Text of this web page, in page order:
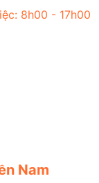
8h00 - 17h00
Nam